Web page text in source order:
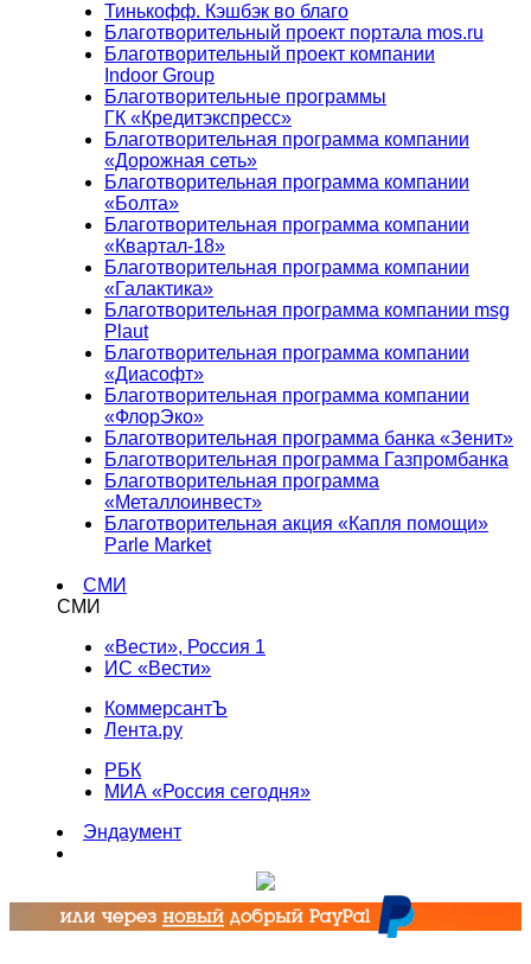
Тинькофф. Кэшбэк во благо
Благотворительный проект портала mos.ru
Благотворительный проект компании
Indoor Group
Благотворительные программы
ГК «Кредитэкспресс»
Благотворительная программа компании
«Дорожная сеть»
Благотворительная программа компании
«Болта»
Благотворительная программа компании
«Квартал-18»
Благотворительная программа компании
«Галактика»
Благотворительная программа компании msg
Plaut
Благотворительная программа компании
«Диасофт»
Благотворительная программа компании
«ФлорЭко»
Благотворительная программа банка «Зенит»
Благотворительная программа Газпромбанка
Благотворительная программа
«Металлоинвест»
Благотворительная акция «Капля помощи»
Parle Market
СМИ
СМИ
«Вести», Россия 1
ИС «Вести»
КоммерсантЪ
Лента.ру
РБК
МИА «Россия сегодня»
Эндаумент